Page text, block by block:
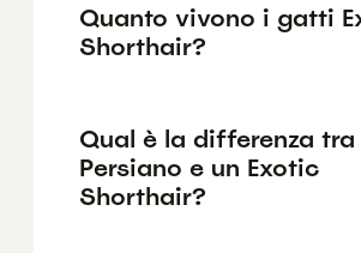
Quanto vivono i gatti
Shorthair?
Qual è la differenza tra
Persiano e un Exotic
Shorthair?